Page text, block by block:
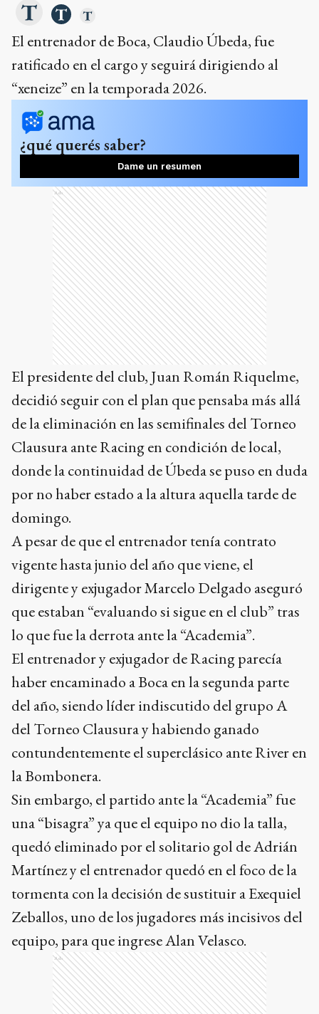
El entrenador de Boca, Claudio Úbeda, fue
ratificado en el cargo y seguirá dirigiendo al
“xeneize” en la temporada 2026.
¿qué querés saber?
Dame un resumen
Ads
El presidente del club, Juan Román Riquelme,
decidió seguir con el plan que pensaba más allá
de la eliminación en las semifinales del Torneo
Clausura ante Racing en condición de local,
donde la continuidad de Úbeda se puso en duda
por no haber estado a la altura aquella tarde de
domingo.
A pesar de que el entrenador tenía contrato
vigente hasta junio del año que viene, el
dirigente y exjugador Marcelo Delgado aseguró
que estaban “evaluando si sigue en el club” tras
lo que fue la derrota ante la “Academia”.
El entrenador y exjugador de Racing parecía
haber encaminado a Boca en la segunda parte
del año, siendo líder indiscutido del grupo A
del Torneo Clausura y habiendo ganado
contundentemente el superclásico ante River en
la Bombonera.
Sin embargo, el partido ante la “Academia” fue
una “bisagra” ya que el equipo no dio la talla,
quedó eliminado por el solitario gol de Adrián
Martínez y el entrenador quedó en el foco de la
tormenta con la decisión de sustituir a Exequiel
Zeballos, uno de los jugadores más incisivos del
equipo, para que ingrese Alan Velasco.
Ads